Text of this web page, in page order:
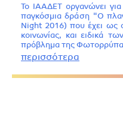
Το ΙΑΑΔΕΤ οργανώνει
παγκόσμια δράση "Ο
Night 2016) που έχει ως
κοινωνίας, και ειδικά
πρόβλημα της
περισσότερα